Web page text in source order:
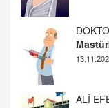
ALİ
Adana